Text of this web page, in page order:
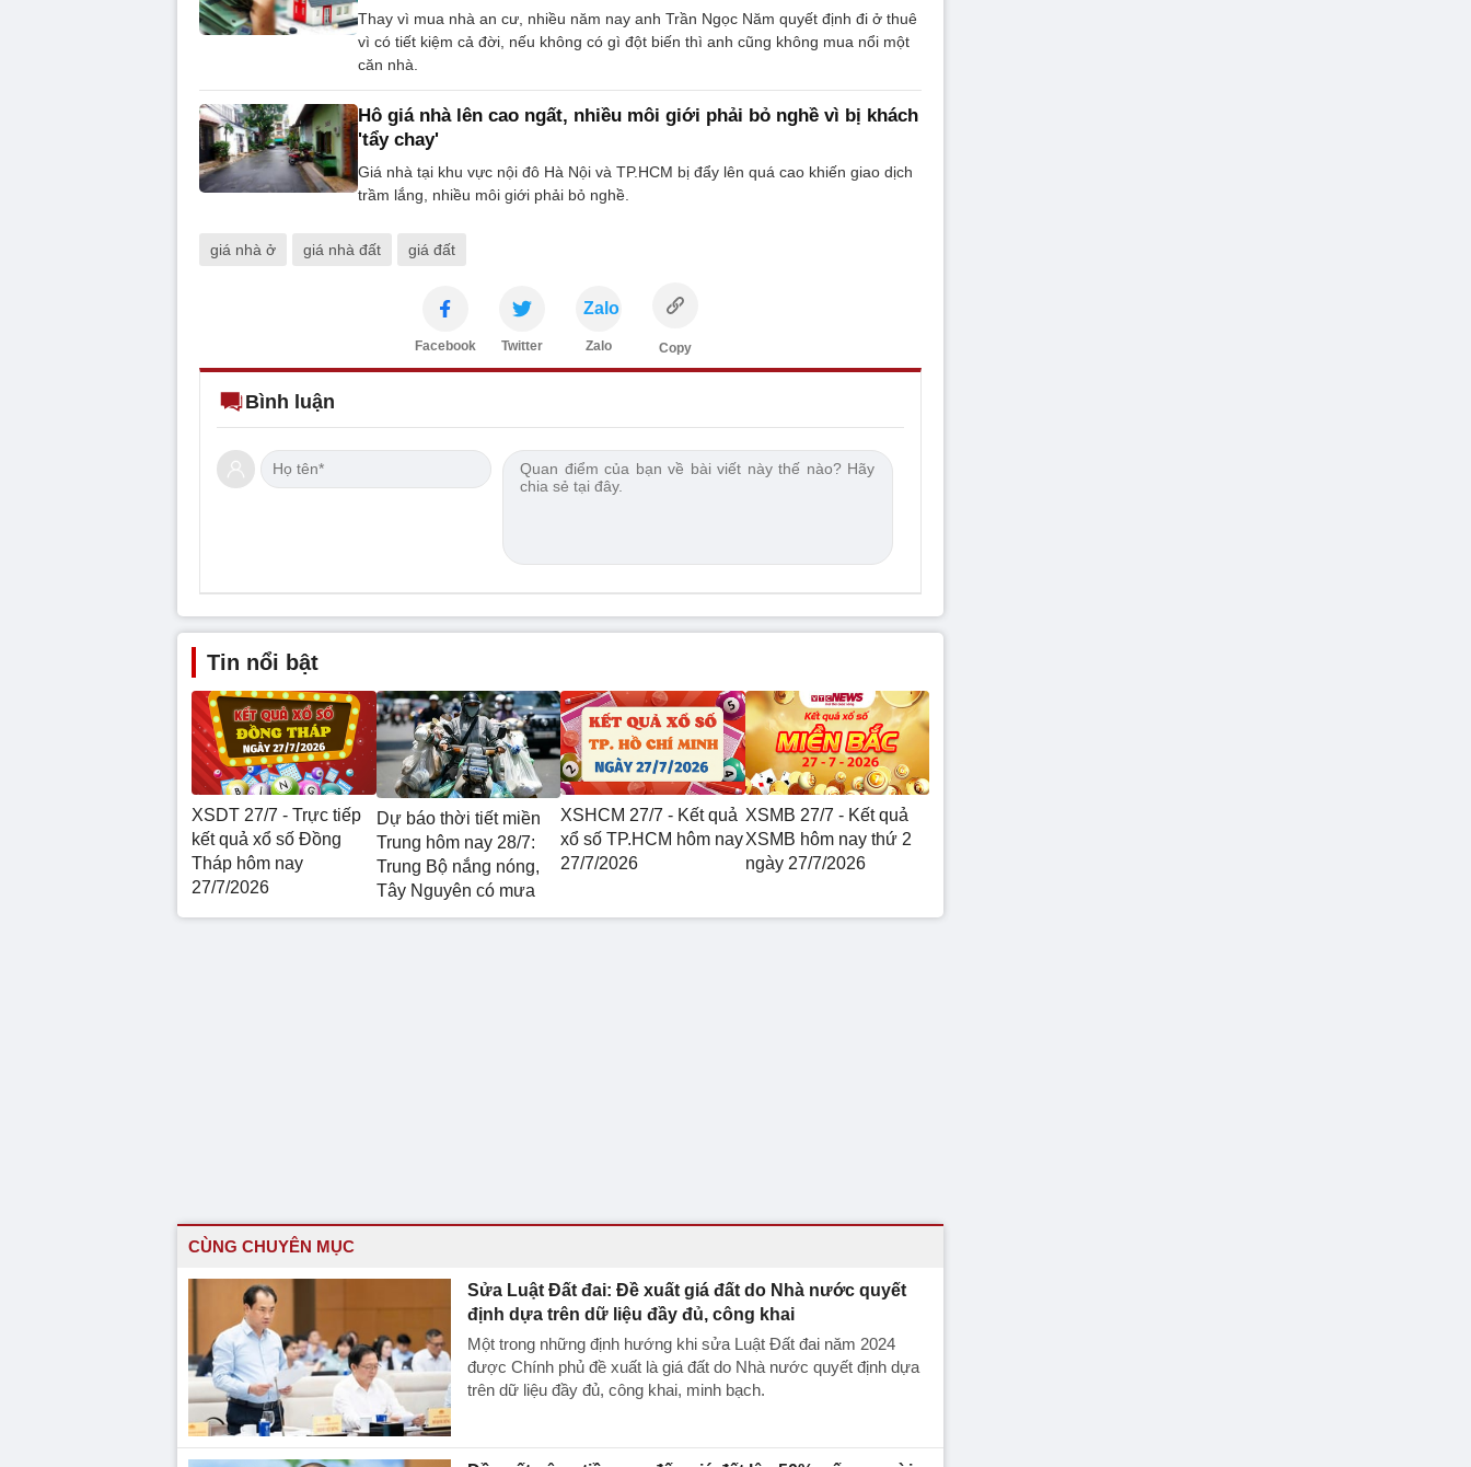
Thay vì mua nhà an cư, nhiều năm nay anh Trần Ngọc Năm quyết định đi ở thuê
vì có tiết kiệm cả đời, nếu không có gì đột biến thì anh cũng không mua nổi một
căn nhà.
Hô giá nhà lên cao ngất, nhiều môi giới phải bỏ nghề vì bị khách
'tẩy chay'
Giá nhà tại khu vực nội đô Hà Nội và TP.HCM bị đẩy lên quá cao khiến giao dịch
trầm lắng, nhiều môi giới phải bỏ nghề.
giá nhà ở giá nhà đất giá đất
Facebook Twitter
Zalo
Zalo Copy
Bình luận
Tin nổi bật
XSDT 27/7 - Trực tiếp
kết quả xổ số Đồng
Tháp hôm nay
27/7/2026
Dự báo thời tiết miền
Trung hôm nay 28/7:
Trung Bộ nắng nóng,
Tây Nguyên có mưa
XSHCM 27/7 - Kết quả
xổ số TP.HCM hôm nay
27/7/2026
XSMB 27/7 - Kết quả
XSMB hôm nay thứ 2
ngày 27/7/2026
CÙNG CHUYÊN MỤC
Sửa Luật Đất đai: Đề xuất giá đất do Nhà nước quyết
định dựa trên dữ liệu đầy đủ, công khai
Một trong những định hướng khi sửa Luật Đất đai năm 2024
được Chính phủ đề xuất là giá đất do Nhà nước quyết định dựa
trên dữ liệu đầy đủ, công khai, minh bạch.